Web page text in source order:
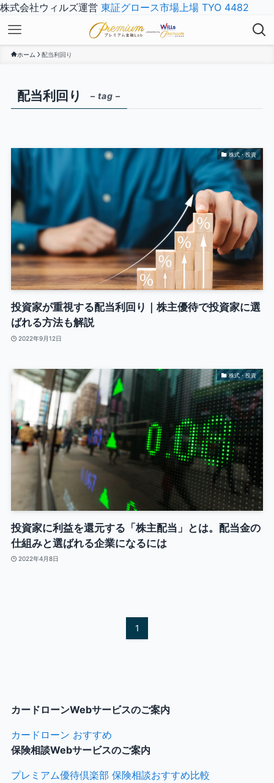
株式会社ウィルズ運営 東証グロース市場上場 TYO 4482
ホーム 配当利回り
配当利回り – tag –
株式・投資
投資家が重視する配当利回り｜株主優待で投資家に選
ばれる方法も解説
2022年9月12日
株式・投資
投資家に利益を還元する「株主配当」とは。配当金の
仕組みと選ばれる企業になるには
2022年4月8日
1
カードローンWebサービスのご案内
カードローン おすすめ
保険相談Webサービスのご案内
プレミアム優待倶楽部 保険相談おすすめ比較